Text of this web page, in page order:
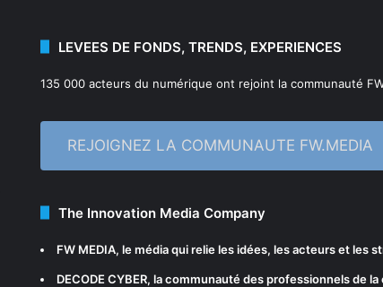
LEVEES DE FONDS, TRENDS, EXPERIENCES
135 000 acteurs du numérique ont rejoint la communauté
REJOIGNEZ LA COMMUNAUTE FW.MEDIA
The Innovation Media Company
FW MEDIA, le média qui relie les idées, les acteurs et les
DECODE CYBER, la communauté des professionnels de